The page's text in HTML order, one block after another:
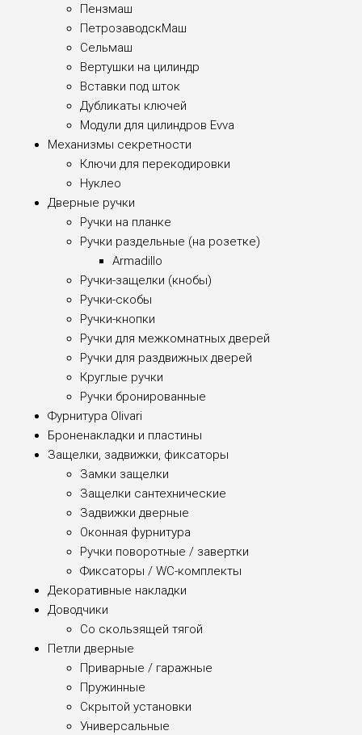
Пензмаш
ПетрозаводскМаш
Сельмаш
Вертушки на цилиндр
Вставки под шток
Дубликаты ключей
Модули для цилиндров Evva
Механизмы секретности
Ключи для перекодировки
Нуклео
Дверные ручки
Ручки на планке
Ручки раздельные (на розетке)
Armadillo
Ручки-защелки (кнобы)
Ручки-скобы
Ручки-кнопки
Ручки для межкомнатных дверей
Ручки для раздвижных дверей
Круглые ручки
Ручки бронированные
Фурнитура Olivari
Броненакладки и пластины
Защелки, задвижки, фиксаторы
Замки защелки
Защелки сантехнические
Задвижки дверные
Оконная фурнитура
Ручки поворотные / завертки
Фиксаторы / WC-комплекты
Декоративные накладки
Доводчики
Со скользящей тягой
Петли дверные
Приварные / гаражные
Пружинные
Скрытой установки
Универсальные